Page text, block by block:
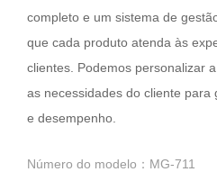
completo e um sistema de
que cada produto atenda às
clientes. Podemos personalizar
as necessidades do cliente para
e desempenho.
Número do modelo：MG-711